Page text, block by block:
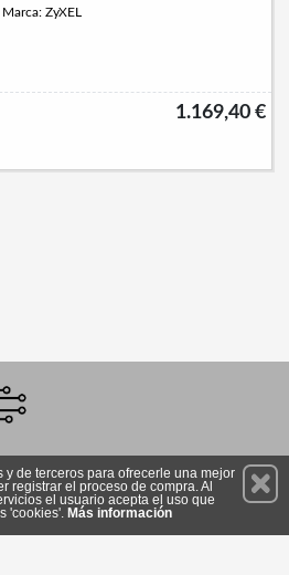
Marca: ZyXEL
1.169,40 €
Suscríbete
y de terceros para ofrecerle una mejor
registrar el proceso de compra. Al
el usuario acepta el uso que
'cookies'. Más información